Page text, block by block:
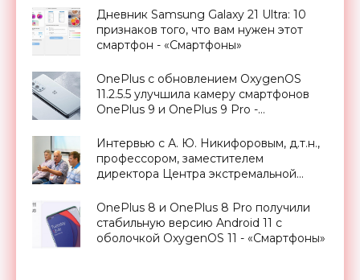
Дневник Samsung Galaxy 21 Ultra: 10
признаков того, что вам нужен этот
смартфон - «Смартфоны»
OnePlus с обновлением OxygenOS
11.2.5.5 улучшила камеру смартфонов
OnePlus 9 и OnePlus 9 Pro -
Интервью с А. Ю. Никифоровым, д.т.н.,
профессором, заместителем
директора Центра экстремальной
МИФИ - «Смартфоны»
OnePlus 8 и OnePlus 8 Pro получили
стабильную версию Android 11 с
оболочкой OxygenOS 11 - «Смартфоны»